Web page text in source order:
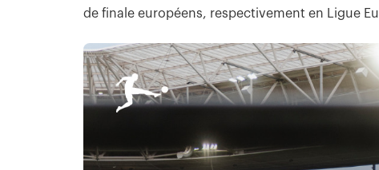
de finale européens, respectivement en Ligue